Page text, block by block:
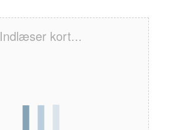
Indlæser kort...